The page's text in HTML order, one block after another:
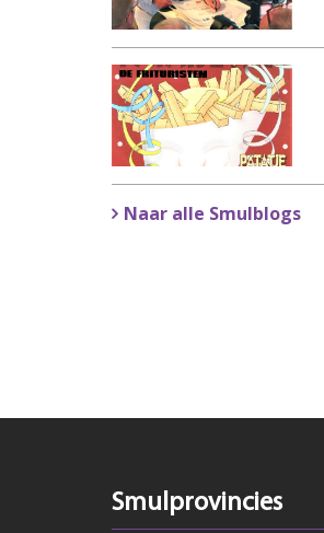
Naar alle Smulblogs
Smulprovincies